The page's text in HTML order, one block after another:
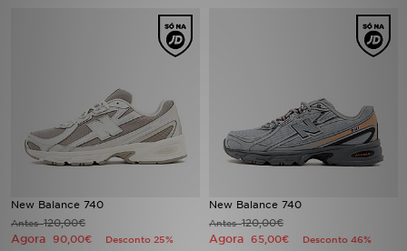
New Balance 740
Antes120,00€
Agora 90,00€ Desconto 25%
New Balance 740
Antes120,00€
Agora 65,00€ Desconto 46%
SUBSCREVE
ESTADO DO TEU PEDIDO
ATENÇÃO AO CLIENTE